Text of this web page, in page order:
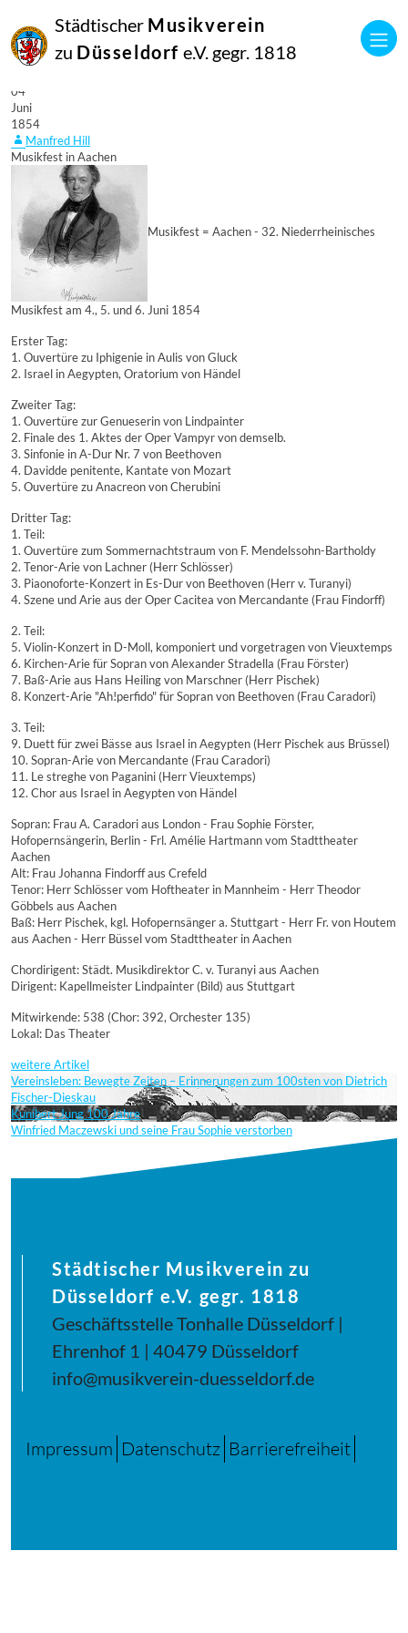
Städtischer Musikverein
zu Düsseldorf e.V. gegr. 1818
04
Juni
1854
Manfred Hill
Musikfest in Aachen
Musikfest = Aachen - 32. Niederrheinisches
Musikfest am 4., 5. und 6. Juni 1854
Erster Tag:
1. Ouvertüre zu Iphigenie in Aulis von Gluck
2. Israel in Aegypten, Oratorium von Händel
Zweiter Tag:
1. Ouvertüre zur Genueserin von Lindpainter
2. Finale des 1. Aktes der Oper Vampyr von demselb.
3. Sinfonie in A-Dur Nr. 7 von Beethoven
4. Davidde penitente, Kantate von Mozart
5. Ouvertüre zu Anacreon von Cherubini
Dritter Tag:
1. Teil:
1. Ouvertüre zum Sommernachtstraum von F. Mendelssohn-Bartholdy
2. Tenor-Arie von Lachner (Herr Schlösser)
3. Piaonoforte-Konzert in Es-Dur von Beethoven (Herr v. Turanyi)
4. Szene und Arie aus der Oper Cacitea von Mercandante (Frau Findorff)
2. Teil:
5. Violin-Konzert in D-Moll, komponiert und vorgetragen von Vieuxtemps
6. Kirchen-Arie für Sopran von Alexander Stradella (Frau Förster)
7. Baß-Arie aus Hans Heiling von Marschner (Herr Pischek)
8. Konzert-Arie "Ah!perfido" für Sopran von Beethoven (Frau Caradori)
3. Teil:
9. Duett für zwei Bässe aus Israel in Aegypten (Herr Pischek aus Brüssel)
10. Sopran-Arie von Mercandante (Frau Caradori)
11. Le streghe von Paganini (Herr Vieuxtemps)
12. Chor aus Israel in Aegypten von Händel
Sopran: Frau A. Caradori aus London - Frau Sophie Förster,
Hofopernsängerin, Berlin - Frl. Amélie Hartmann vom Stadttheater
Aachen
Alt: Frau Johanna Findorff aus Crefeld
Tenor: Herr Schlösser vom Hoftheater in Mannheim - Herr Theodor
Göbbels aus Aachen
Baß: Herr Pischek, kgl. Hofopernsänger a. Stuttgart - Herr Fr. von Houtem
aus Aachen - Herr Büssel vom Stadttheater in Aachen
Chordirigent: Städt. Musikdirektor C. v. Turanyi aus Aachen
Dirigent: Kapellmeister Lindpainter (Bild) aus Stuttgart
Mitwirkende: 538 (Chor: 392, Orchester 135)
Lokal: Das Theater
weitere Artikel
Vereinsleben: Bewegte Zeiten – Erinnerungen zum 100sten von Dietrich
Fischer-Dieskau
Kunibert Jung 100 Jahre
Winfried Maczewski und seine Frau Sophie verstorben
Städtischer Musikverein zu
Düsseldorf e.V. gegr. 1818
Geschäftsstelle Tonhalle Düsseldorf |
Ehrenhof 1 | 40479 Düsseldorf
info@musikverein-duesseldorf.de
Impressum Datenschutz Barrierefreiheit